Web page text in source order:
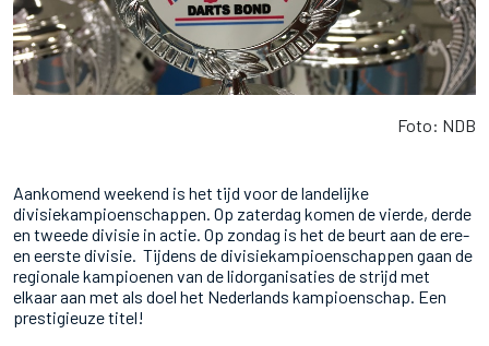
Foto: NDB
Aankomend weekend is het tijd voor de landelijke
divisiekampioenschappen. Op zaterdag komen de vierde, derde
en tweede divisie in actie. Op zondag is het de beurt aan de ere-
en eerste divisie. Tijdens de divisiekampioenschappen gaan de
regionale kampioenen van de lidorganisaties de strijd met
elkaar aan met als doel het Nederlands kampioenschap. Een
prestigieuze titel!